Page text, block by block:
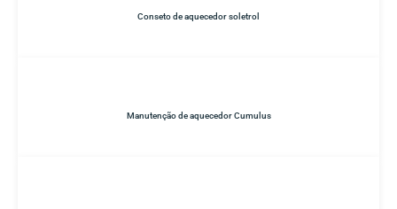
Conseto de aquecedor soletrol
Manutenção de aquecedor Cumulus